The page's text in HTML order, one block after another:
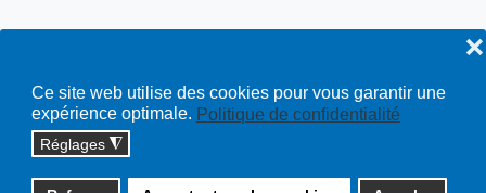
Ce site web utilise des cookies pour vous garantir une
expérience optimale. Politique de confidentialité
Réglages ◮
❌
Copyright © 2026 cossonay.ch - tous droits réservés | site :